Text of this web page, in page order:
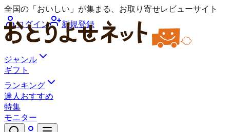
全国の「おいしい」が集まる、お取り寄せレビューサイト
ログイン
新規登録
ジャンル
ギフト
ランキング
達人おすすめ
特集
モニター